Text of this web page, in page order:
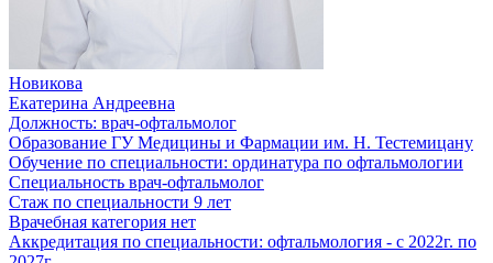
Новикова
Екатерина Андреевна
Должность: врач-офтальмолог
Образование ГУ Медицины и Фармации им. Н. Тестемицану
Обучение по специальности: ординатура по офтальмологии
Специальность врач-офтальмолог
Стаж по специальности 9 лет
Врачебная категория нет
Аккредитация по специальности: офтальмология - с 2022г. по